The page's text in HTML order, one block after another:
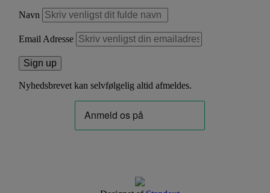
Navn
Email Adresse
Nyhedsbrevet kan selvfølgelig altid afmeldes.